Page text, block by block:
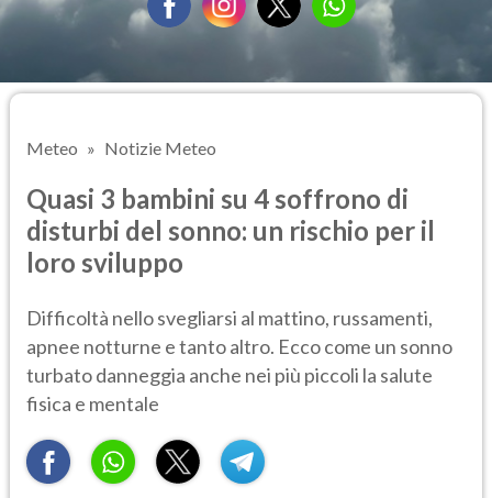
Meteo Notizie Meteo
Quasi 3 bambini su 4 soffrono di
disturbi del sonno: un rischio per il
loro sviluppo
Difficoltà nello svegliarsi al mattino, russamenti,
apnee notturne e tanto altro. Ecco come un sonno
turbato danneggia anche nei più piccoli la salute
fisica e mentale